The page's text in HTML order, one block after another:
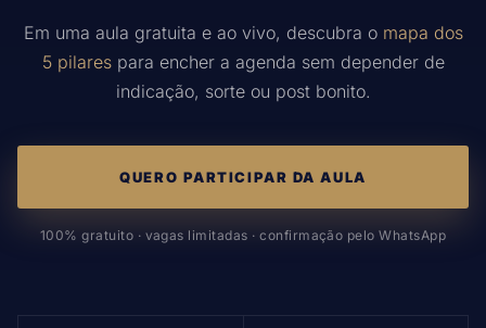
Em uma aula gratuita e ao vivo, descubra o mapa dos
5 pilarespara encher a agenda sem depender de
indicação, sorte ou post bonito.
QUERO PARTICIPAR DA AULA
100% gratuito · vagas limitadas · confirmação pelo WhatsApp